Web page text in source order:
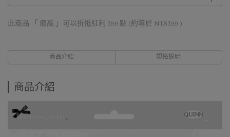
此商品 「 最高 」可以折抵紅利 399 點 (約等於 NT$399 )
商品介紹 規格說明
商品介紹